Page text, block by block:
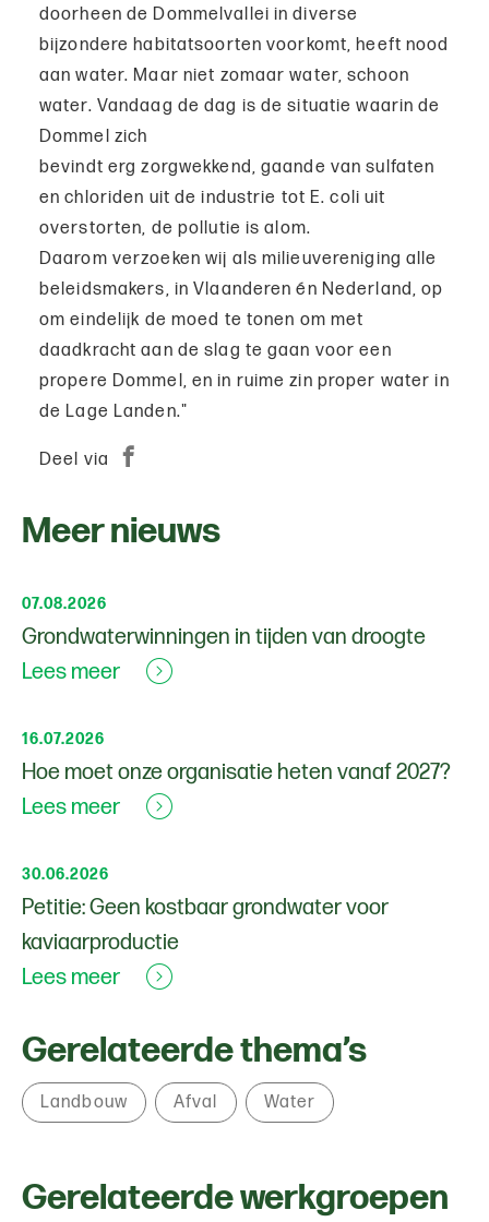
doorheen de Dommelvallei in diverse
bijzondere habitatsoorten voorkomt, heeft nood
aan water. Maar niet zomaar water, schoon
water. Vandaag de dag is de situatie waarin de
Dommel zich
bevindt erg zorgwekkend, gaande van sulfaten
en chloriden uit de industrie tot E. coli uit
overstorten, de pollutie is alom.
Daarom verzoeken wij als milieuvereniging alle
beleidsmakers, in Vlaanderen én Nederland, op
om eindelijk de moed te tonen om met
daadkracht aan de slag te gaan voor een
propere Dommel, en in ruime zin proper water in
de Lage Landen."
Deel via
Meer nieuws
07.08.2026
Grondwaterwinningen in tijden van droogte
Lees meer
16.07.2026
Hoe moet onze organisatie heten vanaf 2027?
Lees meer
30.06.2026
Petitie: Geen kostbaar grondwater voor
kaviaarproductie
Lees meer
Gerelateerde thema’s
Landbouw Afval Water
Gerelateerde werkgroepen